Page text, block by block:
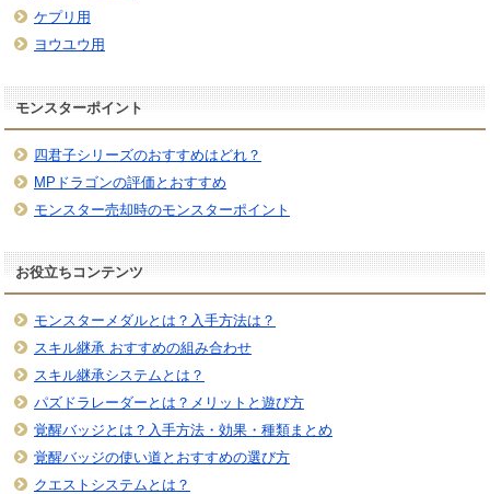
ケプリ用
ヨウユウ用
モンスターポイント
四君子シリーズのおすすめはどれ？
MPドラゴンの評価とおすすめ
モンスター売却時のモンスターポイント
お役立ちコンテンツ
モンスターメダルとは？入手方法は？
スキル継承 おすすめの組み合わせ
スキル継承システムとは？
パズドラレーダーとは？メリットと遊び方
覚醒バッジとは？入手方法・効果・種類まとめ
覚醒バッジの使い道とおすすめの選び方
クエストシステムとは？